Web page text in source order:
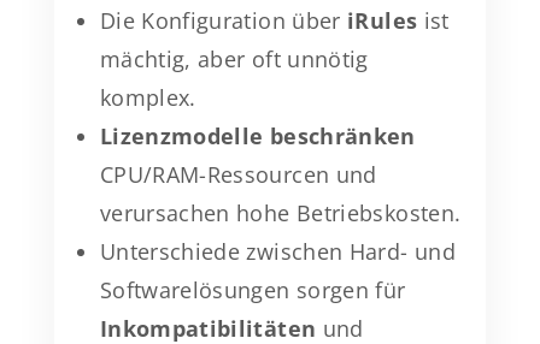
Die Konfiguration über iRules ist
mächtig, aber oft unnötig
komplex.
Lizenzmodelle beschränken
CPU/RAM-Ressourcen und
verursachen hohe Betriebskosten.
Unterschiede zwischen Hard- und
Softwarelösungen sorgen für
Inkompatibilitäten und